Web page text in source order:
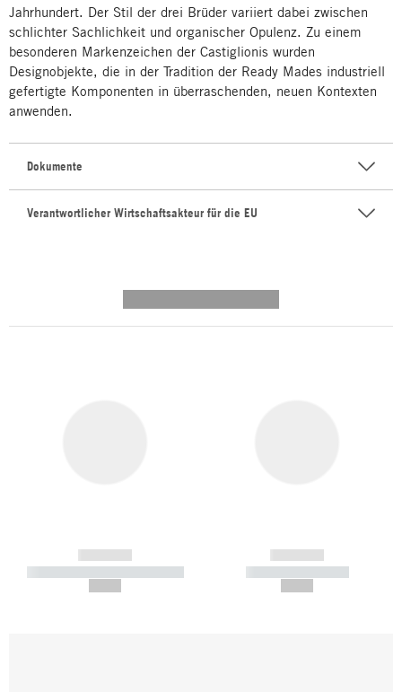
Jahrhundert. Der Stil der drei Brüder variiert dabei zwischen
schlichter Sachlichkeit und organischer Opulenz. Zu einem
besonderen Markenzeichen der Castiglionis wurden
Designobjekte, die in der Tradition der Ready Mades industriell
gefertigte Komponenten in überraschenden, neuen Kontexten
anwenden.
Dokumente
Verantwortlicher Wirtschaftsakteur für die EU
------------
----------- ----------- -----------
------------
----------- -----------